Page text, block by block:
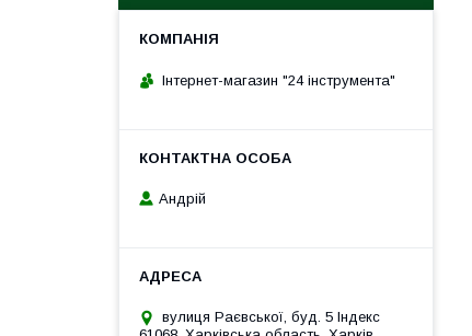
Інтернет-магазин "24 інструмента"
Андрій
вулиця Раєвської, буд. 5 Індекс